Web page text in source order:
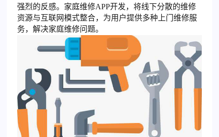
强烈的反感。家庭维修APP开发，将线下分散的维修
资源与互联网模式整合，为用户提供多种上门维修服
务，解决家庭维修问题。